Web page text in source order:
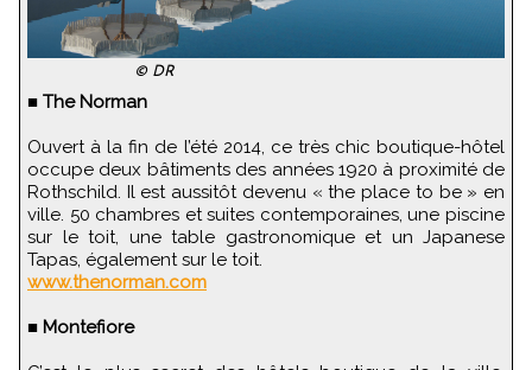
© DR
The Norman
Ouvert à la fin de l’été 2014, ce très chic boutique-hôtel
occupe deux bâtiments des années 1920 à proximité de
Rothschild. Il est aussitôt devenu « the place to be » en
ville. 50 chambres et suites contemporaines, une piscine
sur le toit, une table gastronomique et un Japanese
Tapas, également sur le toit.
www.thenorman.com
■ Montefiore